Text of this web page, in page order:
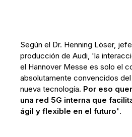
Según el Dr. Henning Löser,
producción de Audi, 'la
el Hannover Messe es solo el
absolutamente convencidos
nueva tecnología. Por eso
una red 5G interna que
ágil y flexible en el futuro'.